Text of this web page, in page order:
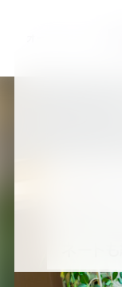
ー
セータ
OK？
の色に